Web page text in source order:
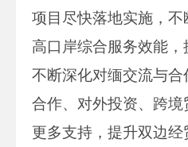
项目尽快落地实施，
高口岸综合服务效能，
不断深化对缅交流与
合作、对外投资、跨
更多支持，提升双边